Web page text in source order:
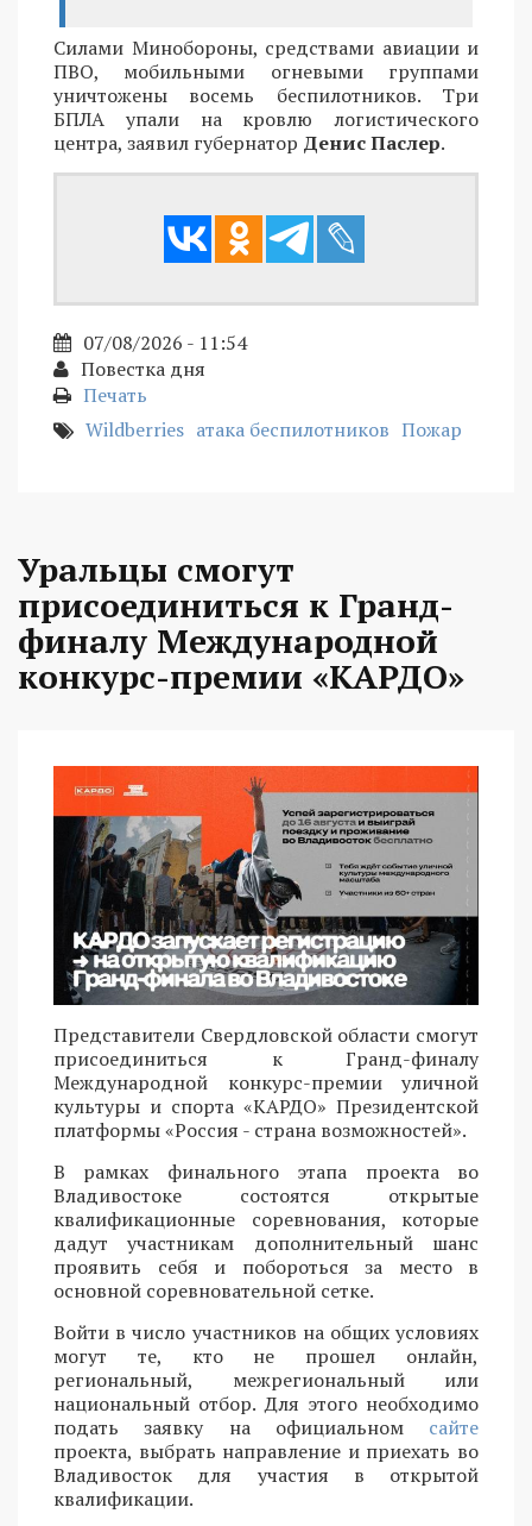
Силами Минобороны, средствами авиации и
ПВО, мобильными огневыми группами
уничтожены восемь беспилотников. Три
БПЛА упали на кровлю логистического
центра, заявил губернатор Денис Паслер.
07/08/2026 - 11:54
Повестка дня
Печать
Wildberries атака беспилотников Пожар
Уральцы смогут
присоединиться к Гранд-
финалу Международной
конкурс-премии «КАРДО»
Представители Свердловской области смогут
присоединиться к Гранд-финалу
Международной конкурс-премии уличной
культуры и спорта «КАРДО» Президентской
платформы «Россия - страна возможностей».
В рамках финального этапа проекта во
Владивостоке состоятся открытые
квалификационные соревнования, которые
дадут участникам дополнительный шанс
проявить себя и побороться за место в
основной соревновательной сетке.
Войти в число участников на общих условиях
могут те, кто не прошел онлайн,
региональный, межрегиональный или
национальный отбор. Для этого необходимо
подать заявку на официальном сайте
проекта, выбрать направление и приехать во
Владивосток для участия в открытой
квалификации.